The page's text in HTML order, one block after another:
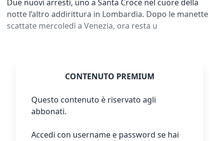
Due nuovi arresti, uno a Santa Croce nel cuore della
notte l’altro addirittura in Lombardia. Dopo le manette
scattate mercoledì a Venezia, ora resta u
CONTENUTO PREMIUM
Questo contenuto è riservato agli
abbonati.
Accedi con username e password se hai